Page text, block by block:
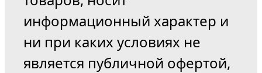
информационный характер и
ни при каких условиях не
является публичной офертой,